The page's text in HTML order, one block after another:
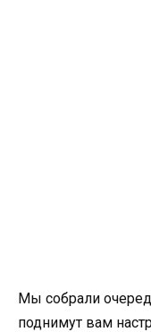
Мы собрали
поднимут вам